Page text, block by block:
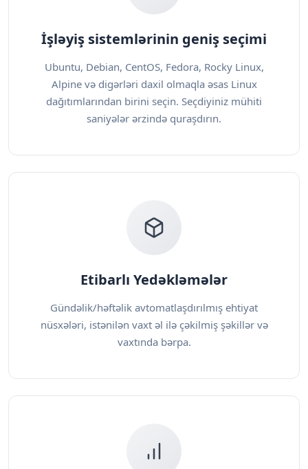
İşləyiş sistemlərinin geniş seçimi
Ubuntu, Debian, CentOS, Fedora, Rocky Linux,
Alpine və digərləri daxil olmaqla əsas Linux
dağıtımlarından birini seçin. Seçdiyiniz mühiti
saniyələr ərzində quraşdırın.
Etibarlı Yedəkləmələr
Gündəlik/həftəlik avtomatlaşdırılmış ehtiyat
nüsxələri, istənilən vaxt əl ilə çəkilmiş şəkillər və
vaxtında bərpa.